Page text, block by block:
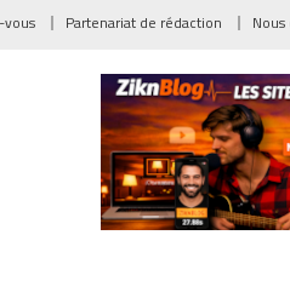
Partenariat de rédaction